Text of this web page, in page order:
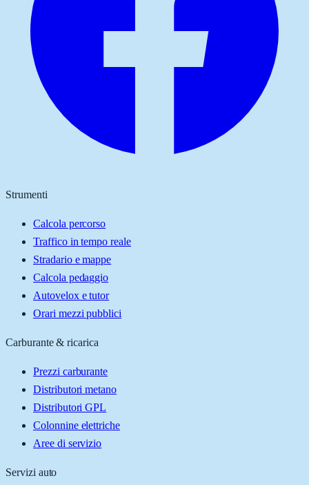
Strumenti
Calcola percorso
Traffico in tempo reale
Stradario e mappe
Calcola pedaggio
Autovelox e tutor
Orari mezzi pubblici
Carburante & ricarica
Prezzi carburante
Distributori metano
Distributori GPL
Colonnine elettriche
Aree di servizio
Servizi auto